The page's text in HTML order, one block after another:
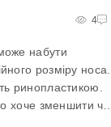
4
набути
розміру носа.
ринопластикою.
хоче зменшити чи